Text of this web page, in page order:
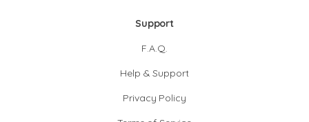
Support
F.A.Q.
Help & Support
Privacy Policy